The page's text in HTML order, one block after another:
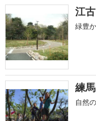
江
緑豊
練
自然